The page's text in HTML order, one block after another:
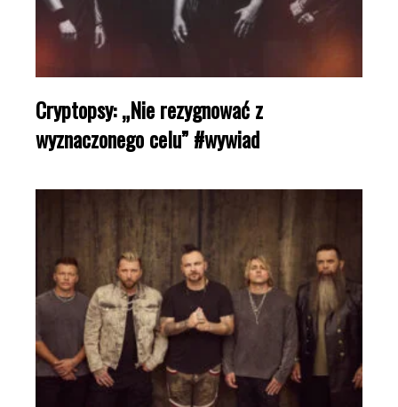
Cryptopsy: „Nie rezygnować z
wyznaczonego celu” #wywiad